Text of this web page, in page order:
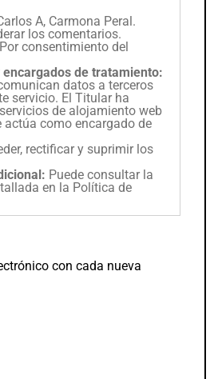
A, Carmona Peral.
los comentarios.
Por consentimiento del
encargados de tratamiento:
datos a terceros
servicio. El Titular ha
de alojamiento web
actúa como encargado de
rectificar y suprimir los
Puede consultar la
en la Política de
con cada nueva